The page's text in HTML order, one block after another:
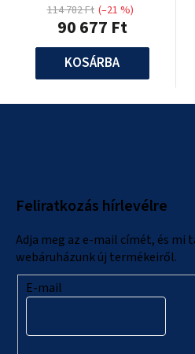
90 677 Ft
114 782 Ft (–21 %)
KOSÁRBA
Feliratkozás hírlevélre
Adja meg az e-mail címét, és
webáruházunk új termékeiről.
E-mail